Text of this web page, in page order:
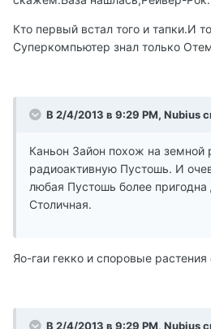
Кто первый встал того и тапки.И
Суперкомпьютер знал только
В 2/4/2013 в 9:29 PM, Nubius
Каньон Зайон похож на земной
радиоактивную Пустошь. И
любая Пустошь более
Столичная.
Яо-гаи гекко и споровые
В 2/4/2013 в 9:29 PM, Nubius